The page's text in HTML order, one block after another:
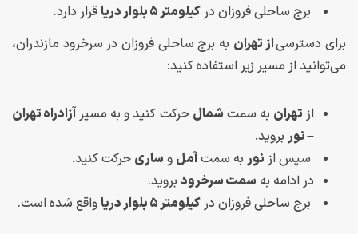
برج ساحلی فروزان درکیلومتر ۵ بلوار دریا
قرار دارد.
برای دسترسیاز تهران به برج ساحلی فروزان در سرخرود مازندران،
می‌توانید از مسیر زیر استفاده کنید:
از تهران به سمت شمال حرکت کنید و به مسیرآزادراه تهران
– نور بروید.
سپس از نور به سمتآمل و ساری حرکت کنید.
در ادامه به سمت سرخرود بروید.
برج ساحلی فروزان درکیلومتر ۵ بلوار دریا واقع شده است.